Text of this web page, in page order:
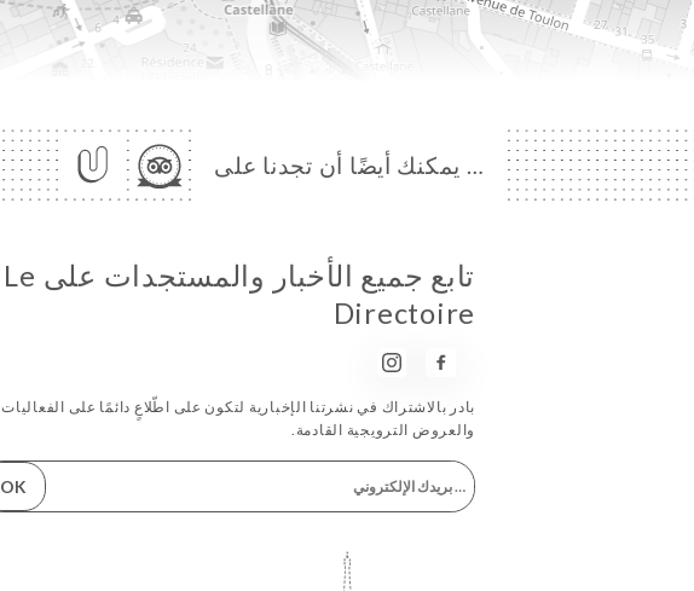
… يمكنك أيضًا أن تجدنا على
تابع جميع الأخبار والمستجدات على Le
Directoire
بادر بالاشتراك في نشرتنا الإخبارية لتكون على اطّلاعٍ دائمًا على الفعاليات
والعروض الترويجية القادمة.
OK